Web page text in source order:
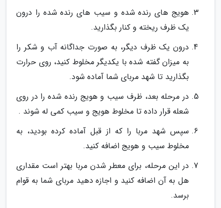
هویج های رنده شده و سیب های رنده شده را درون
یک ظرف ریخته و کنار بگذارید.
درون یک ظرف دیگر، به صورت جداگانه آب و شکر را
به میزان گفته شده با یکدیگر مخلوط کنید، روی حرارت
بگذارید تا شهد مربای شما آماده شود.
در مرحله بعد، ظرف سیب و هویج رنده شده را در روی
شعله قرار داده تا مخلوط هویج و سیب کمی له شوند .
سپس شهد مربا را که از قبل آماده کرده بودید، به
مخلوط سیب و هویج اضافه کنید.
در این مرحله، برای معطر شدن مربا بهتر است مقداری
هل به آن اضافه کنید و اجازه دهید مربای شما به قوام
برسد.